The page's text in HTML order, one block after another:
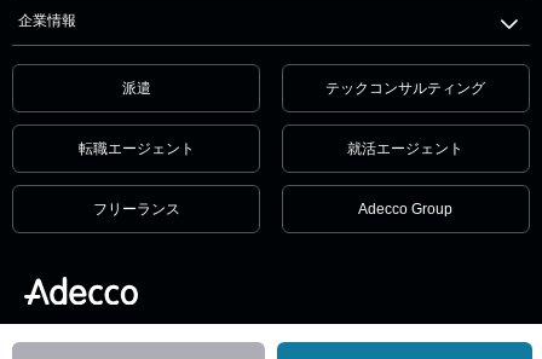
企業情報
派遣 テックコンサルティング
転職エージェント 就活エージェント
フリーランス Adecco Group